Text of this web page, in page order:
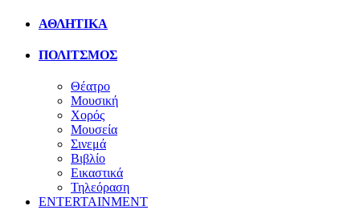
ΑΘΛΗΤΙΚΑ
ΠΟΛΙΤΣΜΟΣ
Θέατρο
Μουσική
Χορός
Μουσεία
Σινεμά
Βιβλίο
Εικαστικά
Τηλεόραση
ENTERTAINMENT